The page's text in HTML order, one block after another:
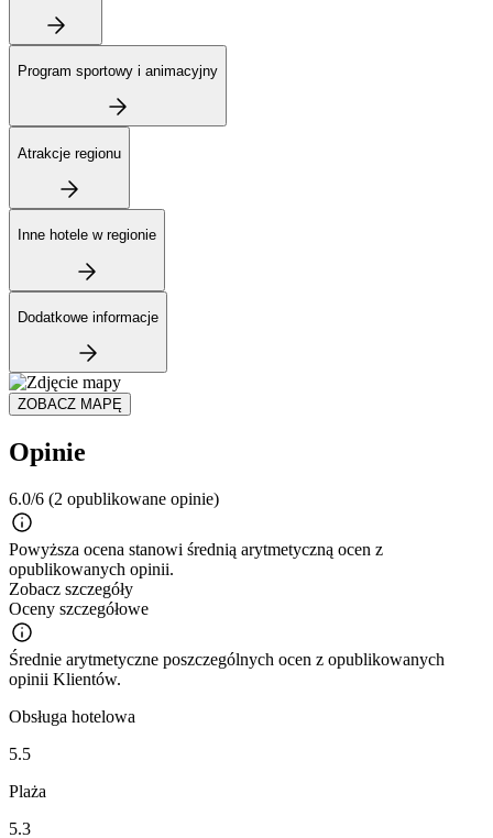
Program sportowy i animacyjny
Atrakcje regionu
Inne hotele w regionie
Dodatkowe informacje
ZOBACZ MAPĘ
Opinie
6.0/6 (2 opublikowane opinie)
Powyższa ocena stanowi średnią arytmetyczną ocen z
opublikowanych opinii.
Zobacz szczegóły
Oceny szczegółowe
Średnie arytmetyczne poszczególnych ocen z opublikowanych
opinii Klientów.
Obsługa hotelowa
5.5
Plaża
5.3